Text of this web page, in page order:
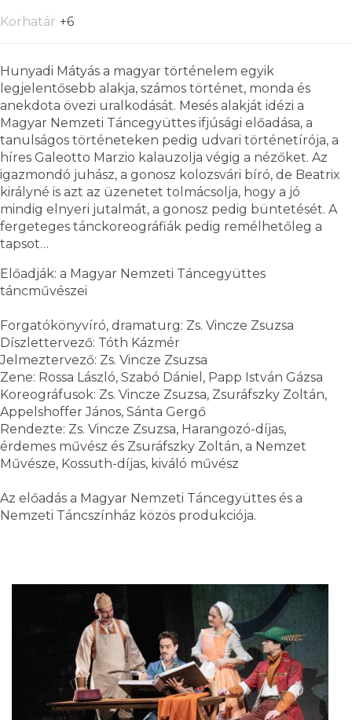
Korhatár +6
Hunyadi Mátyás a magyar történelem egyik
legjelentősebb alakja, számos történet, monda és
anekdota övezi uralkodását. Mesés alakját idézi a
Magyar Nemzeti Táncegyüttes ifjúsági előadása, a
tanulságos történeteken pedig udvari történetírója, a
híres Galeotto Marzio kalauzolja végig a nézőket. Az
igazmondó juhász, a gonosz kolozsvári bíró, de Beatrix
királyné is azt az üzenetet tolmácsolja, hogy a jó
mindig elnyeri jutalmát, a gonosz pedig büntetését. A
fergeteges tánckoreográfiák pedig remélhetőleg a
tapsot…
Előadják: a Magyar Nemzeti Táncegyüttes
táncművészei
Forgatókönyvíró, dramaturg: Zs. Vincze Zsuzsa
Díszlettervező: Tóth Kázmér
Jelmeztervező: Zs. Vincze Zsuzsa
Zene: Rossa László, Szabó Dániel, Papp István Gázsa
Koreográfusok: Zs. Vincze Zsuzsa, Zsuráfszky Zoltán,
Appelshoffer János, Sánta Gergő
Rendezte: Zs. Vincze Zsuzsa, Harangozó-díjas,
érdemes művész és Zsuráfszky Zoltán, a Nemzet
Művésze, Kossuth-díjas, kiváló művész
Az előadás a Magyar Nemzeti Táncegyüttes és a
Nemzeti Táncszínház közös produkciója.